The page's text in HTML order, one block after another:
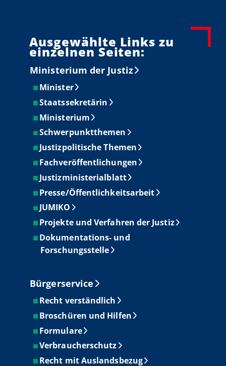
Ausgewählte Links zu
einzelnen Seiten:
Ministerium der Justiz
Minister
Staatssekretärin
Ministerium
Schwerpunktthemen
Justizpolitische Themen
Fachveröffentlichungen
Justizministerialblatt
Presse/Öffentlichkeitsarbeit
JUMIKO
Projekte und Verfahren der Justiz
Dokumentations- und
Forschungsstelle
Bürgerservice
Recht verständlich
Broschüren und Hilfen
Formulare
Verbraucherschutz
Recht mit Auslandsbezug